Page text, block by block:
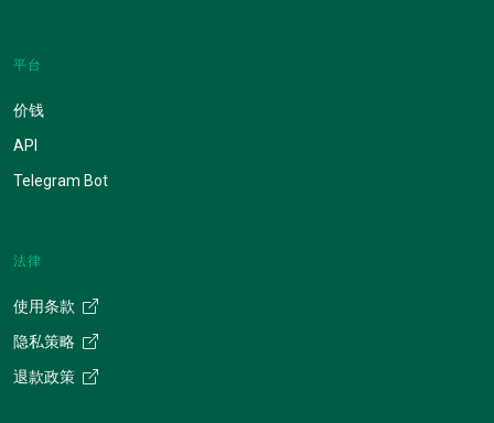
平台
价钱
API
Telegram Bot
法律
使用条款
隐私策略
退款政策